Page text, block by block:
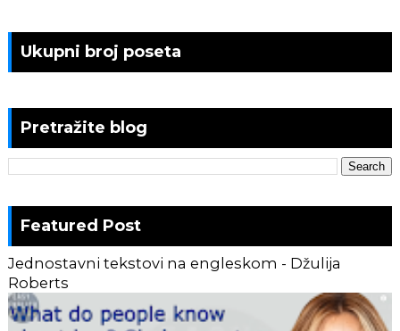
Ukupni broj poseta
Pretražite blog
Featured Post
Jednostavni tekstovi na engleskom - Džulija
Roberts